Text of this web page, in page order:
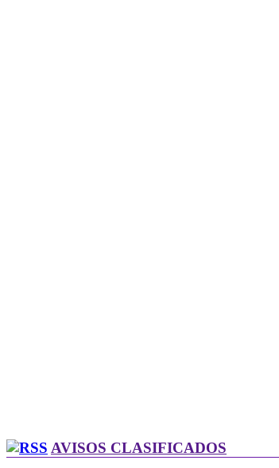
AVISOS CLASIFICADOS